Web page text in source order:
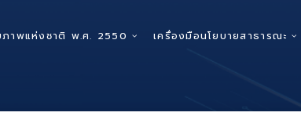
ภาพแห่งชาติ พ.ศ. 2550 เครื่องมือนโยบายสาธารณะ